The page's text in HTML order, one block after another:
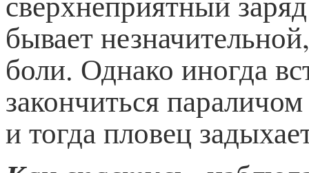
бывает
боли. Однако иногда
закончиться
и тогда пловец